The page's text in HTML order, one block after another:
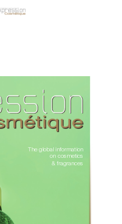
The global information
on cosmetics
& fragrances